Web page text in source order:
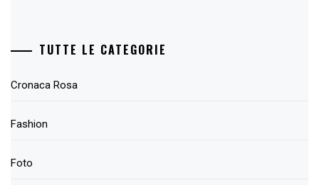
TUTTE LE CATEGORIE
Cronaca Rosa
Fashion
Foto